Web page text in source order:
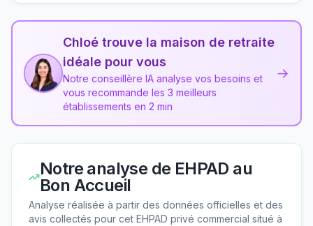
Chloé trouve la maison de retraite
idéale pour vous
Notre conseillère IA analyse vos besoins et
vous recommande les 3 meilleurs
établissements en 2 min
→
Notre analyse de EHPAD au
Bon Accueil
Analyse réalisée à partir des données officielles et des
avis collectés pour cet EHPAD privé commercial situé à